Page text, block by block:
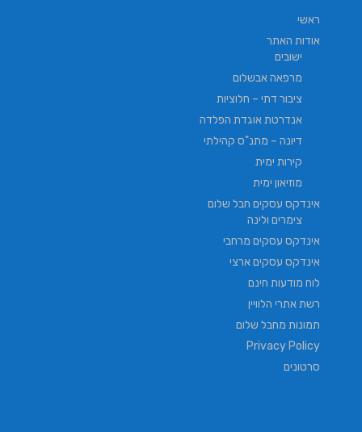
ראשי
אודות האתר
ישובים
מרפאה אבשלום
ציבור דתי – חלוציות
אנדרטת אוגדת הפלדה
דיונה – מתנ"ס קהילתי
קירות ימית
מוזיאון ימית
אינדקס עסקים חבל שלום
צימרים ולינה
אינדקס עסקים מרחבי
אינדקס עסקים ארצי
לוח מודעות חינם
רשת אתרי הלוויין
תמונות מחבל שלום
Privacy Policy
סרטונים